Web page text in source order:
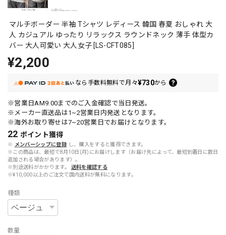
マルチボーダー 半袖 Tシャツ レディース 韓国 春夏 おしゃれ 大
人 カジュアル ゆったり リラックス ラウンドネック 薄手 体型カ
バー 大人可愛い 大人女子 [LS-CFT085]
¥2,200
なら 手数料無料で月々¥730から
※営業日AM9:00までのご入金確認で当日発送。
※メーカー直送品は1~2営業日内発送となります。
※海外お取り寄せは7~20営業日でお届けとなります。
22 ポイント獲得
※ メンバーシップに登録 し、購入をすると獲得できます。
※この商品は、最短で8月10日(月)にお届けします（お届け先によって、最短到着日に数日
追加される場合があります）。
※別途送料がかかります。
送料を確認する
※¥10,000以上のご注文で国内送料が無料になります。
種類
数量